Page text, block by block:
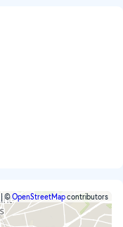
|©OpenStreetMapcontributors